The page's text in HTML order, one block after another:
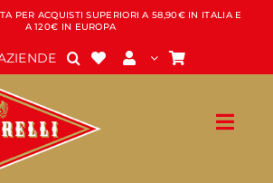
PER ACQUISTI SUPERIORI A 58,90€ IN ITALIA E
A 120€ IN EUROPA